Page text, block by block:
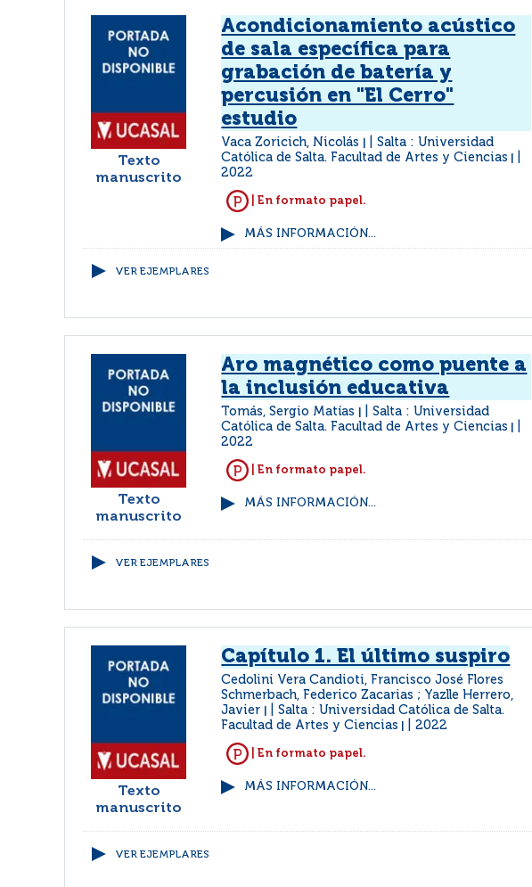
Texto
manuscrito
Acondicionamiento acústico
de sala específica para
grabación de batería y
percusión en "El Cerro"
estudio
Vaca Zoricich, Nicolás
Salta : Universidad
Católica de Salta. Facultad de Artes y Ciencias
2022
| En formato papel.
MÁS INFORMACIÓN...
VER EJEMPLARES
Texto
manuscrito
Aro magnético como puente a
la inclusión educativa
Tomás, Sergio Matías
Salta : Universidad
Católica de Salta. Facultad de Artes y Ciencias
2022
| En formato papel.
MÁS INFORMACIÓN...
VER EJEMPLARES
Texto
manuscrito
Capítulo 1. El último suspiro
Cedolini Vera Candioti, Francisco José Flores
Schmerbach, Federico Zacarias ; Yazlle Herrero,
Javier
Salta : Universidad Católica de Salta.
Facultad de Artes y Ciencias
2022
| En formato papel.
MÁS INFORMACIÓN...
VER EJEMPLARES